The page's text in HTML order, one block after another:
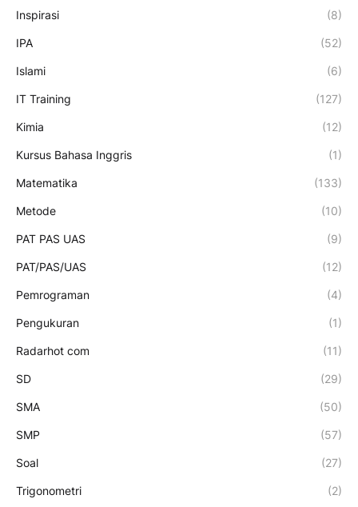
Inspirasi (8)
IPA (52)
Islami (6)
IT Training (127)
Kimia (12)
Kursus Bahasa Inggris (1)
Matematika (133)
Metode (10)
PAT PAS UAS (9)
PAT/PAS/UAS (12)
Pemrograman (4)
Pengukuran (1)
Radarhot com (11)
SD (29)
SMA (50)
SMP (57)
Soal (27)
Trigonometri (2)